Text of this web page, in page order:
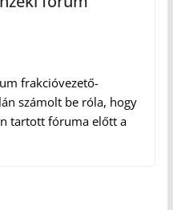
frakcióvezető-
számolt be róla, hogy
tartott fóruma előtt a